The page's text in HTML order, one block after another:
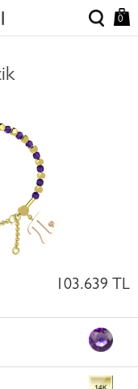
0
103.639 TL